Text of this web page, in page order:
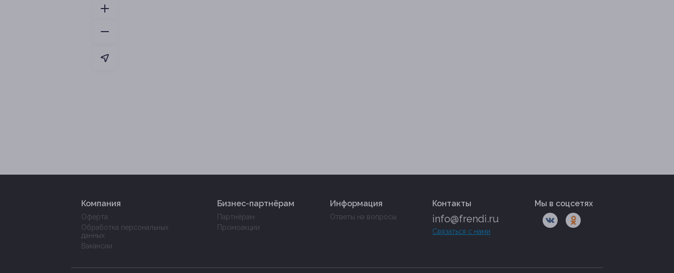
Компания
Оферта
Обработка персональных
данных
Вакансии
Бизнес-партнёрам
Партнёрам
Промоакции
Информация
Ответы на вопросы
Контакты
info@frendi.ru
Связаться с нами
Мы в соцсетях